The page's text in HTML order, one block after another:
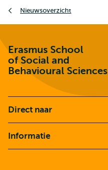
Nieuwsoverzicht
Erasmus School
of Social and
Behavioural Sciences
Direct naar
Informatie